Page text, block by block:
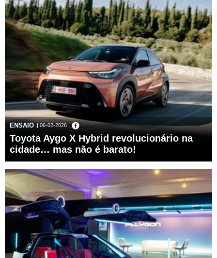
ENSAIO | 06-02-2026
Toyota Aygo X Hybrid revolucionário na
cidade… mas não é barato!